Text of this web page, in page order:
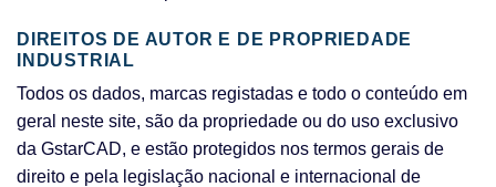
DIREITOS DE AUTOR E DE PROPRIEDADE
INDUSTRIAL
Todos os dados, marcas registadas e todo o conteúdo em
geral neste site, são da propriedade ou do uso exclusivo
da GstarCAD, e estão protegidos nos termos gerais de
direito e pela legislação nacional e internacional de